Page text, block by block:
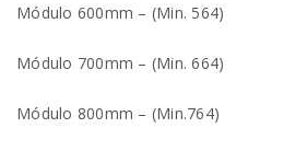
Módulo 600mm – (Min. 564)
Módulo 700mm – (Min. 664)
Módulo 800mm – (Min.764)